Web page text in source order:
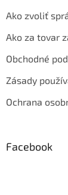
Ako zvoliť
Ako za tovar
Obchodné
Zásady
Ochrana
Facebook